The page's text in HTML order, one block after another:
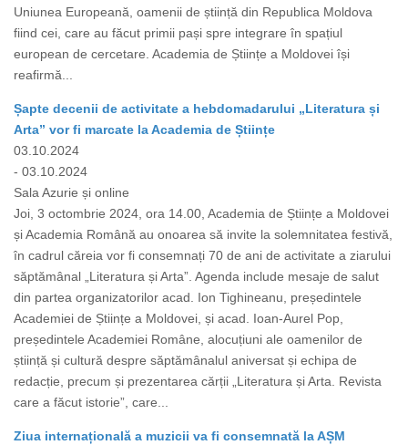
Uniunea Europeană, oamenii de știință din Republica Moldova
fiind cei, care au făcut primii pași spre integrare în spațiul
european de cercetare. Academia de Științe a Moldovei își
reafirmă...
Șapte decenii de activitate a hebdomadarului „Literatura și
Arta” vor fi marcate la Academia de Științe
03.10.2024
- 03.10.2024
Sala Azurie și online
Joi, 3 octombrie 2024, ora 14.00, Academia de Științe a Moldovei
și Academia Română au onoarea să invite la solemnitatea festivă,
în cadrul căreia vor fi consemnați 70 de ani de activitate a ziarului
săptămânal „Literatura și Arta”. Agenda include mesaje de salut
din partea organizatorilor acad. Ion Tighineanu, președintele
Academiei de Științe a Moldovei, și acad. Ioan-Aurel Pop,
președintele Academiei Române, alocuțiuni ale oamenilor de
știință și cultură despre săptămânalul aniversat și echipa de
redacție, precum și prezentarea cărții „Literatura și Arta. Revista
care a făcut istorie”, care...
Ziua internațională a muzicii va fi consemnată la AȘM